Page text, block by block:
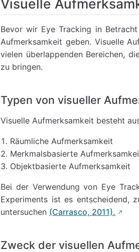
Visuelle
Bevor wir Eye Tracking in
Aufmerksamkeit geben. Visuelle
vielen überlappenden Bereichen,
zu bringen.
Typen von visueller
Visuelle Aufmerksamkeit besteht
Räumliche Aufmerksamkeit
Merkmalsbasierte
Objektbasierte Aufmerksamkeit
Bei der Verwendung von Eye
Experiments ist es entscheidend,
untersuchen (Carrasco, 2011).
Zweck der visuellen